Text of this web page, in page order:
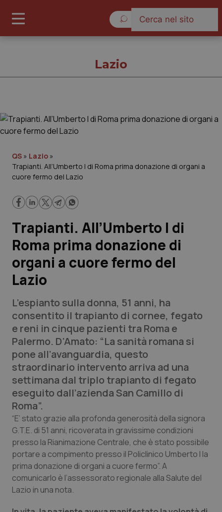
Governo e Parlamento
Regioni e Asl
Lavoro e Professioni
Scienza e Farmaci
Studi e Analisi
Lettere al direttore
Edizioni Regionali
QS Pro
Professionisti Sanitari.AI
Abruzzo
Basilicata
Calabria
Campania
QS Pro Gold
Artrite & artrosi
Asma & BPCO
Car-T
QS Club Newsletter
Lazio
QS » Lazio »
Trapianti. All’Umberto I di Roma prima donazione di organi a
cuore fermo del Lazio
Trapianti. All’Umberto I di
Roma prima donazione di
organi a cuore fermo del
Lazio
L’espianto sulla donna, 51 anni, ha
consentito il trapianto di cornee, fegato
e reni in cinque pazienti tra Roma e
Palermo. D’Amato: “La sanità romana si
pone all’avanguardia, questo
straordinario intervento arriva ad una
settimana dal triplo trapianto di fegato
eseguito dall’azienda San Camillo di
Roma”.
“E’ stato grazie alla profonda generosità della signora
G.T.E. di 51 anni, ricoverata in gravissime condizioni
presso la Rianimazione Centrale, che è stato possibile
portare a compimento presso il Policlinico Umberto I la
prima donazione di organi a cuore fermo”. A
comunicarlo è l’assessorato regionale alla Salute del
Lazio in una nota.